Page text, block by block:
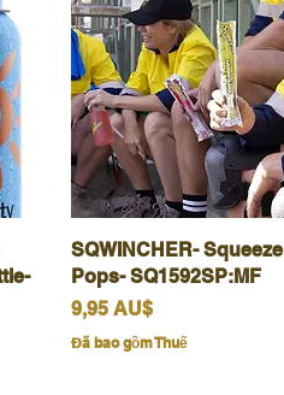
Xem nhanh
SQWINCHER- Squeeze
Pops- SQ1592SP:MF
Giá
9,95 AU$
Đã bao gồm Thuế